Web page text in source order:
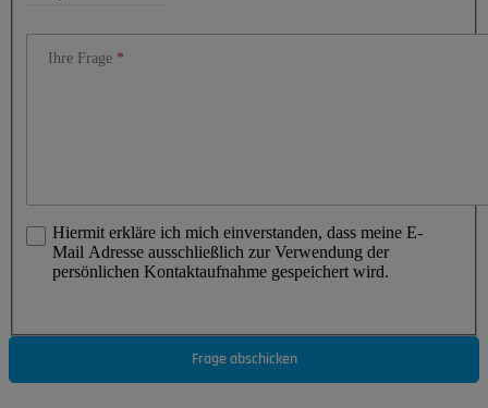
Ihre Frage
Hiermit erkläre ich mich einverstanden, dass meine E-
Mail Adresse ausschließlich zur Verwendung der
persönlichen Kontaktaufnahme gespeichert wird.
Frage abschicken